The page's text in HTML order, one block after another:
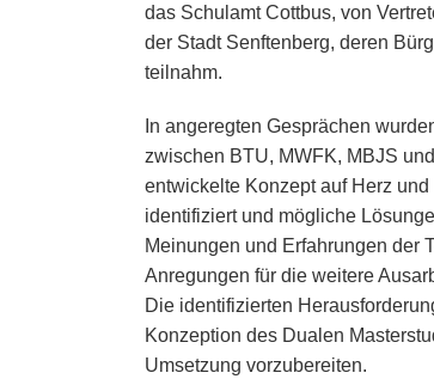
das Schulamt Cottbus, von
der Stadt Senftenberg, deren
teilnahm.
In angeregten Gesprächen
zwischen BTU, MWFK, MBJS
entwickelte Konzept auf Herz
identifiziert und mögliche
Meinungen und Erfahrungen der
Anregungen für die weitere
Die identifizierten
Konzeption des Dualen
Umsetzung vorzubereiten.